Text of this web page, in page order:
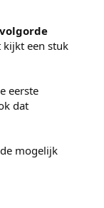
kijkt een stuk
eerste
dat
mogelijk